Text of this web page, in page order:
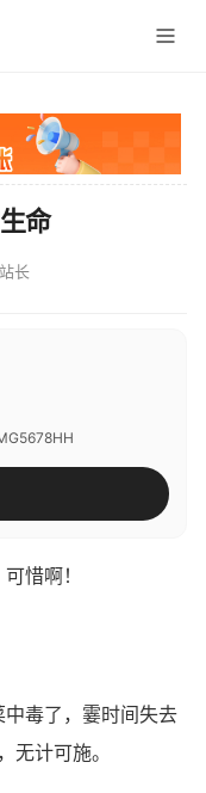
命
长
惜啊！
毒了，霎时间失去
无计可施。